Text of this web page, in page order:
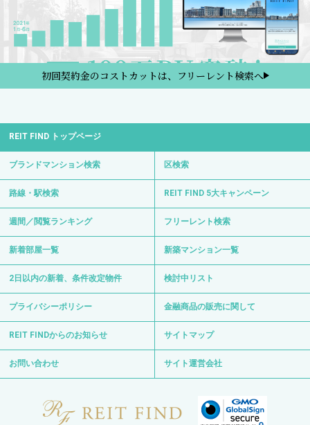
初回契約金のコストカットは、フリーレント検索へ
REIT FIND トップページ
ブランドマンション検索 区検索
路線・駅検索 REIT FIND 5大キャンペーン
週間／閲覧ランキング フリーレント検索
新着部屋一覧 新築マンション一覧
2日以内の新着、条件改定物件 検討中リスト
プライバシーポリシー 金融商品の販売に関して
REIT FINDからのお知らせ サイトマップ
お問い合わせ サイト運営会社